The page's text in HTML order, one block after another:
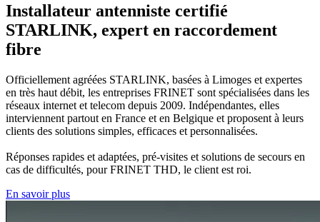
Installateur antenniste certifié
STARLINK, expert en raccordement
fibre
Officiellement agréées STARLINK, basées à Limoges et expertes
en très haut débit, les entreprises FRINET sont spécialisées dans les
réseaux internet et telecom depuis 2009. Indépendantes, elles
interviennent partout en France et en Belgique et proposent à leurs
clients des solutions simples, efficaces et personnalisées.
Réponses rapides et adaptées, pré-visites et solutions de secours en
cas de difficultés, pour FRINET THD, le client est roi.
En savoir plus